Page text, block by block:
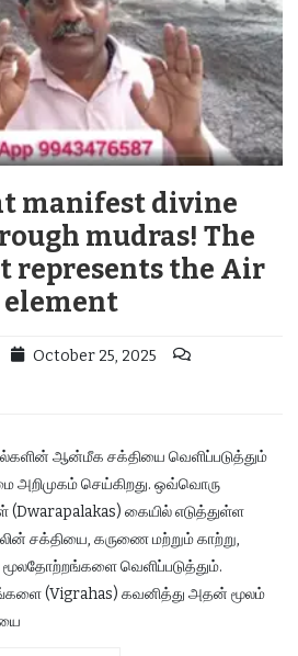
manifest divine
mudras! The
represents the Air
element
October 25, 2025
ஆன்மீக சக்தியை வெளிப்படுத்தும்
அறிமுகம் செய்கிறது. ஒவ்வொரு
(Dwarapalakas) கையில் எடுத்துள்ள
சக்தியை, கருணை மற்றும் காற்று,
மூலதோற்றங்களை வெளிப்படுத்தும்.
(Vigrahas) கவனித்து அதன் மூலம்